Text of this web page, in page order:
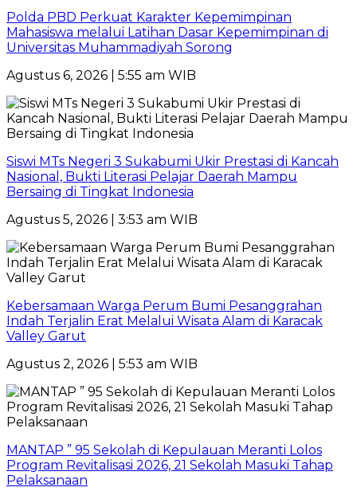
Polda PBD Perkuat Karakter Kepemimpinan
Mahasiswa melalui Latihan Dasar Kepemimpinan di
Universitas Muhammadiyah Sorong
Agustus 6, 2026 | 5:55 am WIB
Siswi MTs Negeri 3 Sukabumi Ukir Prestasi di Kancah
Nasional, Bukti Literasi Pelajar Daerah Mampu
Bersaing di Tingkat Indonesia
Agustus 5, 2026 | 3:53 am WIB
Kebersamaan Warga Perum Bumi Pesanggrahan
Indah Terjalin Erat Melalui Wisata Alam di Karacak
Valley Garut
Agustus 2, 2026 | 5:53 am WIB
MANTAP ” 95 Sekolah di Kepulauan Meranti Lolos
Program Revitalisasi 2026, 21 Sekolah Masuki Tahap
Pelaksanaan